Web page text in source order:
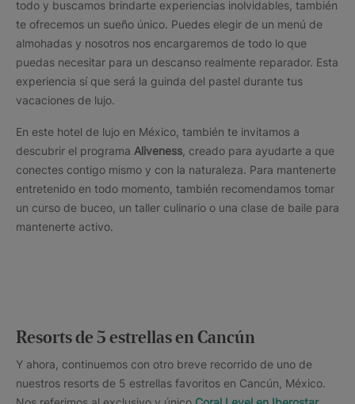
todo y buscamos brindarte experiencias inolvidables, también
te ofrecemos un sueño único. Puedes elegir de un menú de
almohadas y nosotros nos encargaremos de todo lo que
puedas necesitar para un descanso realmente reparador. Esta
experiencia sí que será la guinda del pastel durante tus
vacaciones de lujo.
En este hotel de lujo en México, también te invitamos a
descubrir el programa Aliveness , creado para ayudarte a que
conectes contigo mismo y con la naturaleza. Para mantenerte
entretenido en todo momento, también recomendamos tomar
un curso de buceo, un taller culinario o una clase de baile para
mantenerte activo.
Resorts de 5 estrellas en Cancún
Y ahora, continuemos con otro breve recorrido de uno de
nuestros resorts de 5 estrellas favoritos en Cancún, México.